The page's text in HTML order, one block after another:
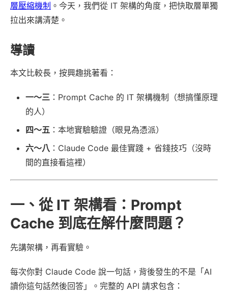
層壓縮機制 。今天，我們從 IT 架構的角度，把快取層單獨
拉出來講清楚。
導讀
本文比較長，按興趣挑著看：
一～三 ：Prompt Cache 的 IT 架構機制（想搞懂原理
的人）
四～五 ：本地實驗驗證（眼見為憑派）
六～八 ：Claude Code 最佳實踐 + 省錢技巧（沒時
間的直接看這裡）
一、從 IT 架構看：Prompt
Cache 到底在解什麼問題？
先講架構，再看實驗。
每次你對 Claude Code 說一句話，背後發生的不是「AI
讀你這句話然後回答」。完整的 API 請求包含：